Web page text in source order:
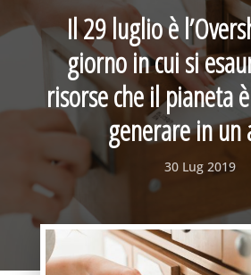
Il 29 luglio è
giorno in cui si
risorse che il pianeta
generare in un
30 Lug 2019